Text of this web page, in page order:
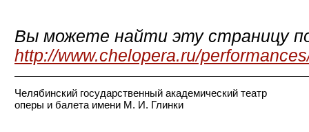
Вы можете найти эту страницу
http://www.chelopera.ru/
Челябинский государственный академический театр
оперы и балета имени М. И. Глинки